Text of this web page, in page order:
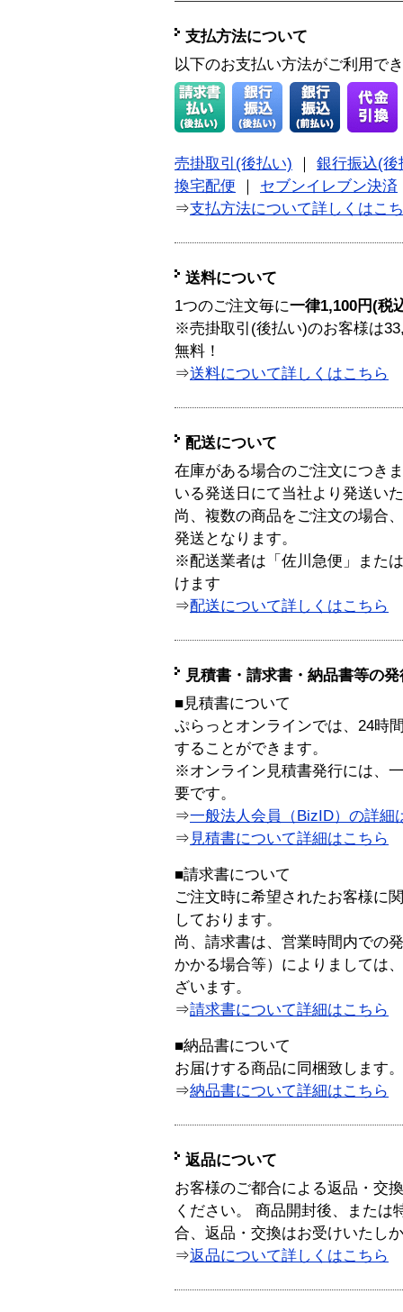
支払方法について
以下のお支払い方法がご利用で
売掛取引(後払い)
銀行振込(後
換宅配便
セブンイレブン決済
⇒支払方法について詳しくはこ
送料について
1つのご注文毎に一律1,100円(税
※売掛取引(後払い)のお客様は
無料！
⇒送料について詳しくはこちら
配送について
在庫がある場合のご注文につき
いる発送日にて当社より発送い
尚、複数の商品をご注文の場合
発送となります。
※配送業者は「佐川急便」また
けます
⇒配送について詳しくはこちら
見積書・請求書・納品書等の
■見積書について
ぷらっとオンラインでは、24時
することができます。
※オンライン見積書発行には、
要です。
⇒一般法人会員（BizID）の詳細
⇒ 見積書について詳細はこちら
■請求書について
ご注文時に希望されたお客様に
しております。
尚、請求書は、営業時間内での
かかる場合等）によりましては
ざいます。
⇒請求書について詳細はこちら
■納品書について
お届けする商品に同梱致します。
⇒納品書について詳細はこちら
返品について
お客様のご都合による返品・交
ください。 商品開封後、または
合、返品・交換はお受けいたし
⇒返品について詳しくはこちら